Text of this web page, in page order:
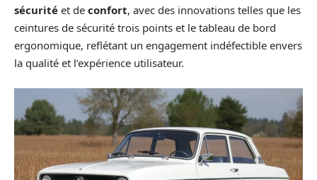
sécurité et de confort, avec des innovations telles que les
ceintures de sécurité trois points et le tableau de bord
ergonomique, reflétant un engagement indéfectible envers
la qualité et l’expérience utilisateur.